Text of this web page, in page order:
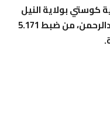
كوستي بولاية النيل
الأبيض، بقيادة النقيب شرطة أحمد عبدالرحمن، من ضبط 5.171